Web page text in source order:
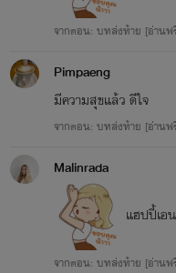
21. วิวาห์(ห)วาน (พายุ x แพตตี้) วางข
22. [Boss] พาวินท์ วางขายแล้ว
23. [Boss] พาทิศ วางขายแล้ว
24. [Boss] พาคินณ์ วางขายแล้ว
25. ตาม(รัก)เมียคืนเดียว วางขายแล้ว
26. ฉันจะมีแฟนก่อนวาเลนไทน์
27. เมื่อไหร่จะพอ... วางขายแล้ว
28. ไม่ได้หมดรัก...แต่พอแล้ว (The Law)
จากตอน: บทส่งท้าย [อ่าน
Pimpaeng
มีความสุขแล้ว ดีใจ
จากตอน: บทส่งท้าย [อ่าน
Malinrada
แฮปปี้เอ
จากตอน: บทส่งท้าย [อ่าน